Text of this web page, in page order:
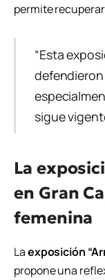
permite
“Esta
sigue
La
en Gran
femenina
Laexposición
propone una